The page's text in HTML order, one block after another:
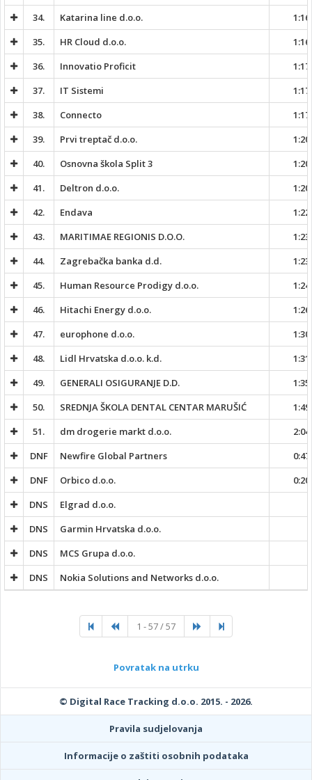
34.
Katarina line d.o.o.
35.
HR Cloud d.o.o.
36.
Innovatio Proficit
37.
IT Sistemi
38.
Connecto
39.
Prvi treptač d.o.o.
40.
Osnovna škola Split 3
41.
Deltron d.o.o.
42.
Endava
43.
MARITIMAE REGIONIS D.O.O.
44.
Zagrebačka banka d.d.
45.
Human Resource Prodigy d.o.o.
46.
Hitachi Energy d.o.o.
47.
europhone d.o.o.
48.
Lidl Hrvatska d.o.o. k.d.
49.
GENERALI OSIGURANJE D.D.
50.
SREDNJA ŠKOLA DENTAL CENTAR MARUŠIĆ
51.
dm drogerie markt d.o.o.
DNF
Newfire Global Partners
DNF
Orbico d.o.o.
DNS
Elgrad d.o.o.
DNS
Garmin Hrvatska d.o.o.
DNS
MCS Grupa d.o.o.
DNS
Nokia Solutions and Networks d.o.o.
1 - 57 / 57
Povratak na utrku
© Digital Race Tracking d.o.o. 2015. - 2026.
Pravila sudjelovanja
Informacije o zaštiti osobnih podataka